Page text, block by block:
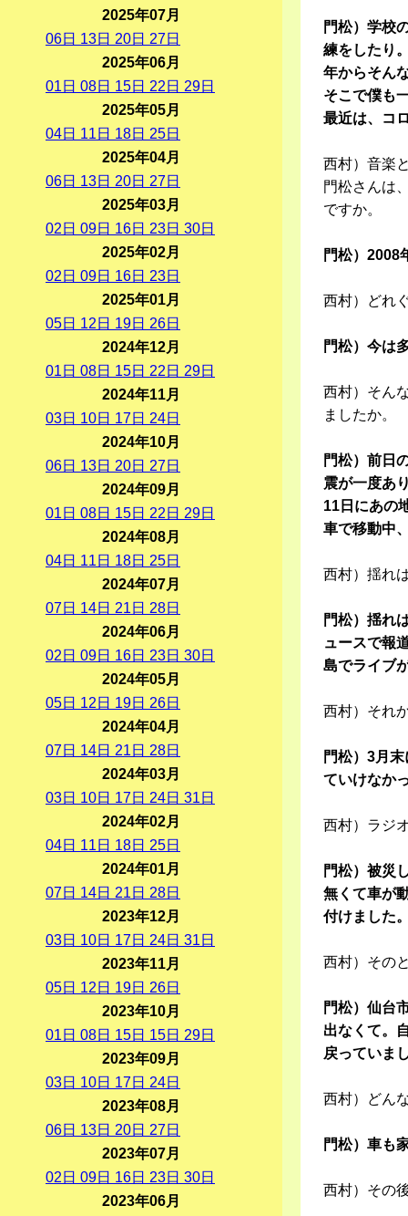
門松）学校
練をしたり
年からそん
そこで僕も
最近は、コ
西村）音楽
門松さんは
ですか。
門松）2008
西村）どれ
門松）今は
西村）そん
ましたか。
門松）前日
震が一度あ
11日にあの
車で移動中
西村）揺れ
門松）揺れ
ュースで報
島でライブ
西村）それ
門松）3月
ていけなか
西村）ラジ
門松）被災
無くて車が
付けました
西村）その
門松）仙台
出なくて。
戻っていま
西村）どん
門松）車も
西村）その
2025年07月
06日 13日 20日 27日
2025年06月
01 日 08日 15日 22 日 29日
2025年05月
04日 11 日 18日 25日
2025年04月
06日 13日 20日 27日
2025年03月
02 日 09日 16日 23日 30日
2025年02月
02 日 09日 16日 23日
2025年01月
05日 12 日 19日 26日
2024年12月
01 日 08日 15日 22 日 29日
2024年11月
03日 10日 17日 24日
2024年10月
06日 13日 20日 27日
2024年09月
01 日 08日 15日 22 日 29日
2024年08月
04日 11 日 18日 25日
2024年07月
07日 14日 21 日 28日
2024年06月
02 日 09日 16日 23日 30日
2024年05月
05日 12 日 19日 26日
2024年04月
07日 14日 21 日 28日
2024年03月
03日 10日 17日 24日 31 日
2024年02月
04日 11 日 18日 25日
2024年01月
07日 14日 21 日 28日
2023年12月
03日 10日 17日 24日 31 日
2023年11月
05日 12 日 19日 26日
2023年10月
01 日 08日 15日 15日 29日
2023年09月
03日 10日 17日 24日
2023年08月
06日 13日 20日 27日
2023年07月
02 日 09日 16日 23日 30日
2023年06月